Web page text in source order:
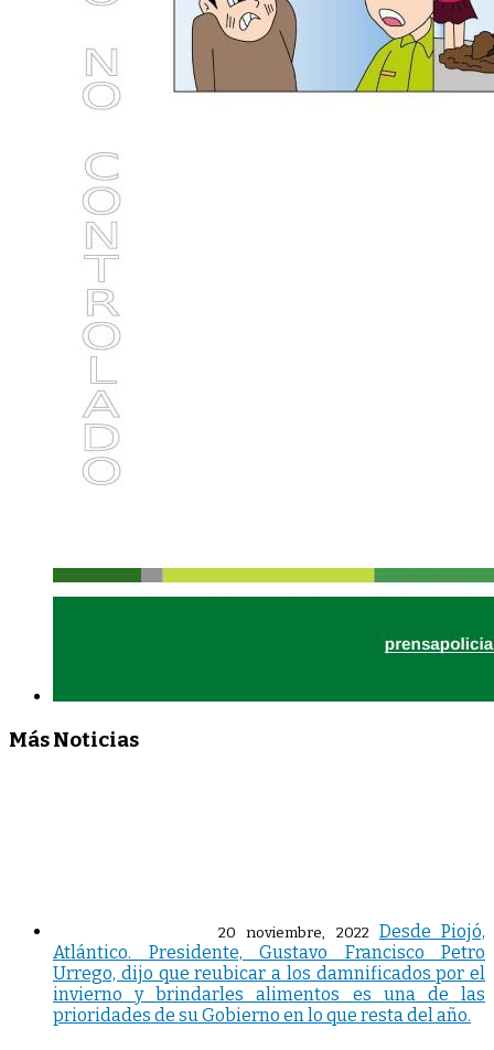
Más Noticias
20 noviembre, 2022 Desde Piojó,
Atlántico. Presidente, Gustavo Francisco Petro
Urrego, dijo que reubicar a los damnificados por el
invierno y brindarles alimentos es una de las
prioridades de su Gobierno en lo que resta del año.